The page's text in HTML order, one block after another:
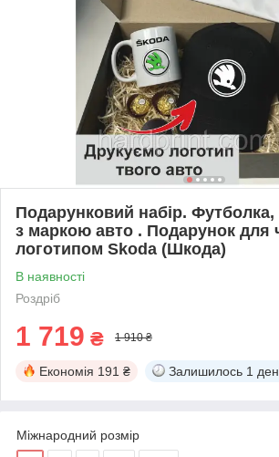
Подарунковий набір. Футболка,
з маркою авто . Подарунок для
логотипом Skoda (Шкода)
В наявності
Роздріб
1 719 ₴ 1 910 ₴
Економія 191 ₴ Залишилось 1
Міжнародний розмір